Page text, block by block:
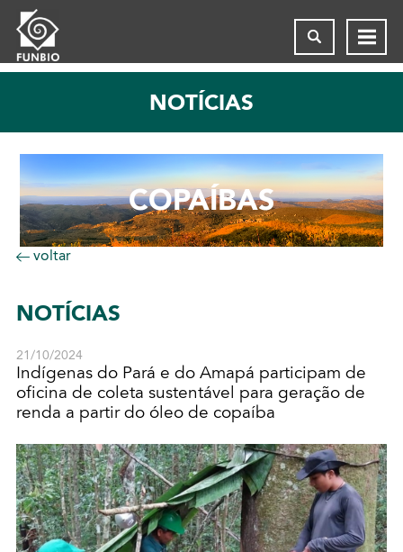
NOTÍCIAS
COPAÍBAS
voltar
NOTÍCIAS
21/10/2024
Indígenas do Pará e do Amapá participam de
oficina de coleta sustentável para geração de
renda a partir do óleo de copaíba